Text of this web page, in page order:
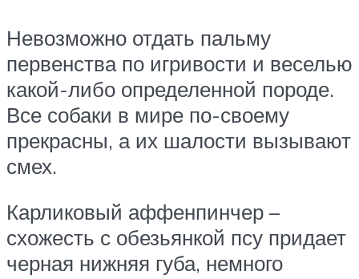
Невозможно отдать пальму
первенства по игривости и веселью
какой-либо определенной породе.
Все собаки в мире по-своему
прекрасны, а их шалости вызывают
смех.
Карликовый аффенпинчер –
схожесть с обезьянкой псу придает
черная нижняя губа, немного